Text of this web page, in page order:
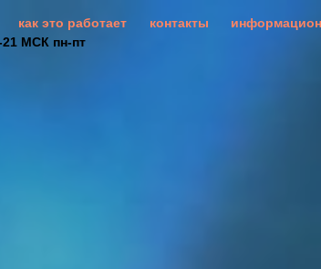
как это работает контакты
МСК пн-пт